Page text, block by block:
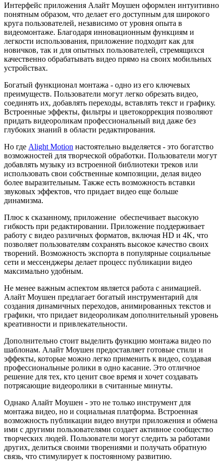
Интерфейс приложения Алайт Моушен оформлен интуитивно
понятным образом, что делает его доступным для широкого
круга пользователей, независимо от уровня опыта в
видеомонтаже. Благодаря инновационным функциям и
легкости использования, приложение подходит как для
новичков, так и для опытных пользователей, стремящихся
качественно обрабатывать видео прямо на своих мобильных
устройствах.
Богатый функционал монтажа - одно из его ключевых
преимуществ. Пользователи могут легко обрезать видео,
соединять их, добавлять переходы, вставлять текст и графику.
Встроенные эффекты, фильтры и цветокоррекция позволяют
придать видеороликам профессиональный вид даже без
глубоких знаний в области редактирования.
Но где Alight Motion настоятельно выделяется - это богатство
возможностей для творческой обработки. Пользователи могут
добавлять музыку из встроенной библиотеки треков или
использовать свои собственные композиции, делая видео
более выразительным. Также есть возможность вставки
звуковых эффектов, что придает видео еще больше
динамизма.
Плюс к сказанному, приложение обеспечивает высокую
гибкость при редактировании. Приложение поддерживает
работу с видео различных форматов, включая HD и 4K, что
позволяет пользователям сохранять высокое качество своих
творений. Возможность экспорта в популярные социальные
сети и мессенджеры делает процесс публикации видео
максимально удобным.
Не менее важным аспектом является работа с анимацией.
Алайт Моушен предлагает богатый инструментарий для
создания динамичных переходов, анимированных текстов и
графики, что придает видеороликам дополнительный уровень
креативности и привлекательности.
Дополнительно стоит выделить функцию монтажа видео по
шаблонам. Алайт Моушен предоставляет готовые стили и
эффекты, которые можно легко применить к видео, создавая
профессиональные ролики в одно касание. Это отличное
решение для тех, кто ценит свое время и хочет создавать
потрясающие видеоролики в считанные минуты.
Однако Алайт Моушен - это не только инструмент для
монтажа видео, но и социальная платформа. Встроенная
возможность публикации видео внутри приложения и обмена
ими с другими пользователями создает активное сообщество
творческих людей. Пользователи могут следить за работами
других, делиться своими творениями и получать обратную
связь, что стимулирует к постоянному развитию.